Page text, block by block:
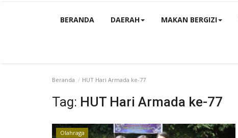
BERANDA DAERAH MAKAN BERGIZI
Beranda HUT Hari Armada ke-77
Tag: HUT Hari Armada ke-77
Olahraga